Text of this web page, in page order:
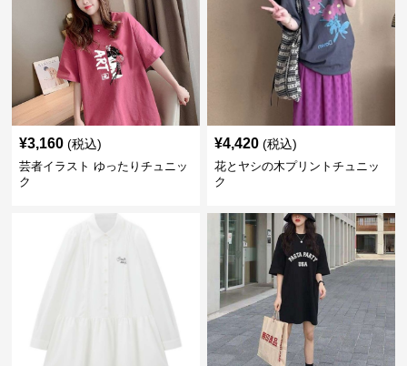
¥3,160 (税込)
芸者イラスト ゆったりチュニッ
ク
¥4,420 (税込)
花とヤシの木プリントチュニッ
ク